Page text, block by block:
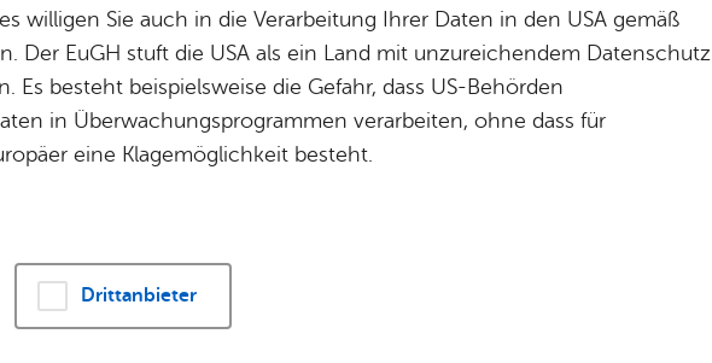
Ver­an­stal­tung
Beats & Bott­les – Wine, Food & Vibes
Amt für
willigen Sie auch in die Verarbeitung Ihrer Daten in den USA gemäß
Der EuGH stuft die USA als ein Land mit unzureichendem Datenschutz
Es besteht beispielsweise die Gefahr, dass US-Behörden
in Überwachungsprogrammen verarbeiten, ohne dass für
eine Klagemöglichkeit besteht.
Drittanbieter